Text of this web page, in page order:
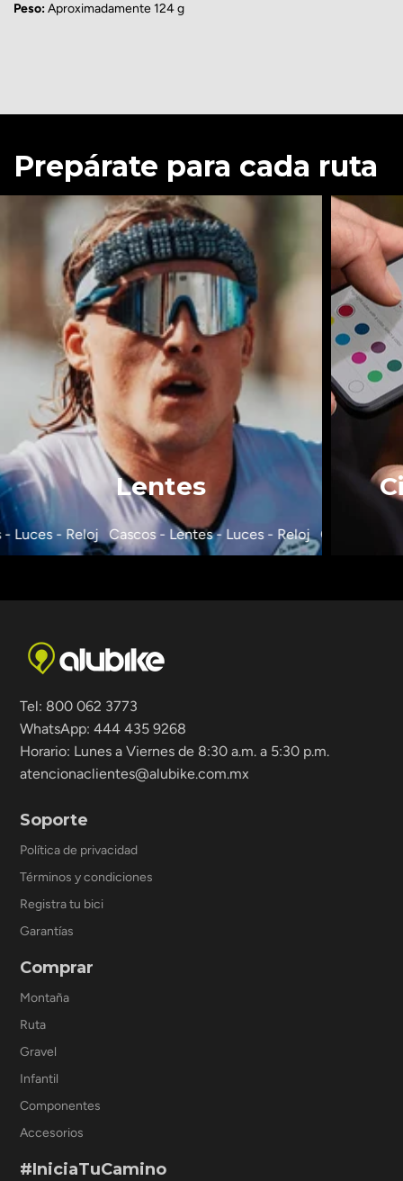
Peso:Aproximadamente 124 g
Prepárate para cada ruta
Lentes
Luces - Reloj Cascos - Lentes - Luces - Reloj Cascos -
Tel: 800 062 3773
WhatsApp: 444 435 9268
Horario: Lunes a Viernes de 8:30 a.m. a 5:30 p.m.
atencionaclientes@alubike.com.mx
Soporte
Política de privacidad
Términos y condiciones
Registra tu bici
Garantías
Comprar
Montaña
Ruta
Gravel
Infantil
Componentes
Accesorios
#IniciaTuCamino